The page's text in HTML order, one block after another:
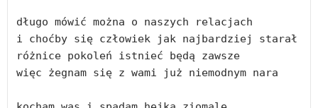
długo mówić można o naszych relacjach
i choćby się człowiek jak najbardziej starał
różnice pokoleń istnieć będą zawsze
więc żegnam się z wami już niemodnym nara